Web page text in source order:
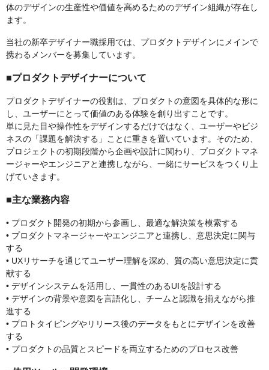
体のデザインの生産性や価値を高めるためのデザイン組織が存在し
ます。
当社の新卒デザイナー職採用では、プロダクトデザインにメインで
携わるメンバーを募集しています。
■プロダクトデザイナーについて
プロダクトデザイナーの役割は、プロダクトの意図を具体的な形に
し、ユーザーにとって価値のある体験を創り出すことです。
単に見た目や操作性をデザインするだけではなく、ユーザーやビジ
ネスの「課題を解決する」ことに重きを置いています。そのため、
プロジェクトの初期段階から企画や設計に関わり、プロダクトマネ
ージャーやエンジニアと連携しながら、一緒にサービスをつくり上
げていきます。
■主な業務内容
• プロダクト開発の初期から参画し、最適な解決策を模索する
• プロダクトマネージャーやエンジニアと連携し、意思決定に関与
する
• UXリサーチを通じてユーザー理解を深め、質の高い意思決定に貢
献する
• デザインシステムを活用し、一貫性のあるUIを設計する
• デザインの背景や意図を言語化し、チームと認識を揃えながら推
進する
• プロトタイピングやリリース後のデータをもとにデザインを改善
する
• プロダクトの品質とスピードを両立するためのプロセス改善